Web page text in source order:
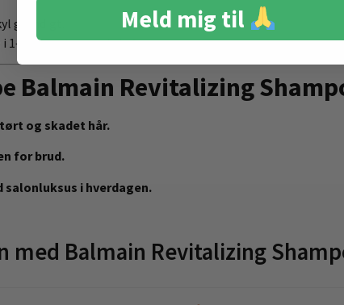
grundigt.
1–2 minutter og skyl af.
Balmain Revitalizing
og skadet hår.
for brud.
i hverdagen.
med Balmain Revitalizing
Meld mig til